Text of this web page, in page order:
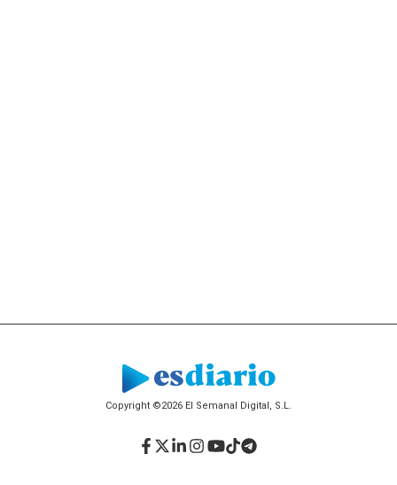
Copyright ©2026 El Semanal Digital, S.L.
Facebook
Twitter
LinkedIn
Instagram
YouTube
TikTok
Telegram